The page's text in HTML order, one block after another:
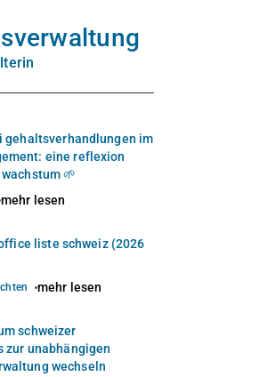
gehaltsverhandlungen im
eine reflexion
🌱
mehr lesen
liste schweiz (2026
mehr lesen
schweizer
zur unabhängigen
wechseln